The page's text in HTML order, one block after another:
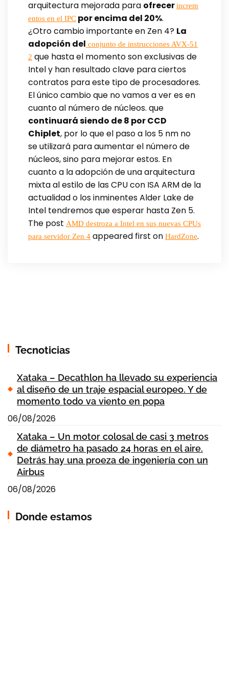
arquitectura mejorada para ofrecerincrem
entos en el IPC por encima del 20%.
¿Otro cambio importante en Zen 4? La
adopción del conjunto de instrucciones AVX-51
2 que hasta el momento son exclusivas de
Intel y han resultado clave para ciertos
contratos para este tipo de procesadores.
El único cambio que no vamos a ver es en
cuanto al número de núcleos. que
continuará siendo de 8 por CCD
Chiplet, por lo que el paso a los 5 nm no
se utilizará para aumentar el número de
núcleos, sino para mejorar estos. En
cuanto a la adopción de una arquitectura
mixta al estilo de las CPU con ISA ARM de la
actualidad o los inminentes Alder Lake de
Intel tendremos que esperar hasta Zen 5.
The post AMD destroza a Intel en sus nuevas CPUs
para servidor Zen 4 appeared first on HardZone.
Tecnoticias
Xataka – Decathlon ha llevado su experiencia
al diseño de un traje espacial europeo. Y de
momento todo va viento en popa
06/08/2026
Xataka – Un motor colosal de casi 3 metros
de diámetro ha pasado 24 horas en el aire.
Detrás hay una proeza de ingeniería con un
Airbus
06/08/2026
Donde estamos